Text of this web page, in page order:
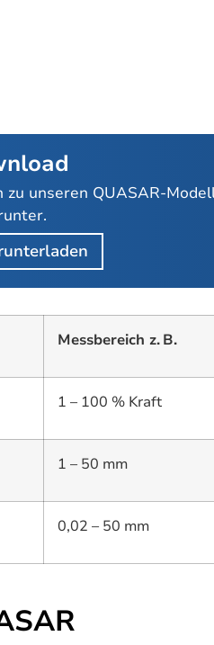
unseren QUASAR-
Messbereich z. B.
1 – 100 % Kraft
1 – 50 mm
0,02 – 50 mm